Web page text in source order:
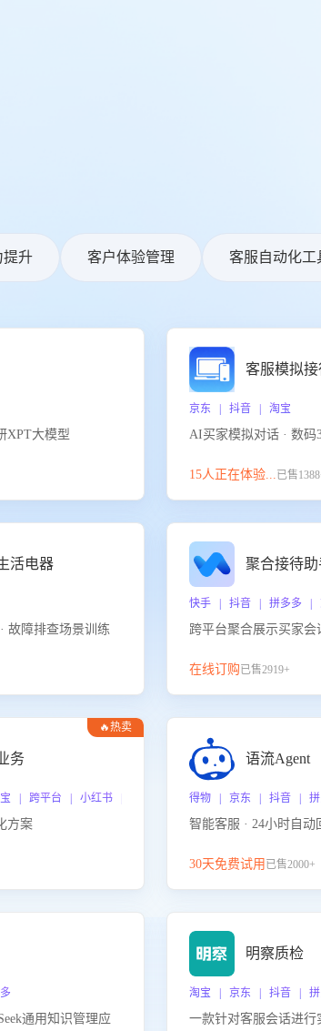
提升 客户体验管理 客服自动化工
XPT大模型
客服模拟
京东 | 抖音 | 淘宝
AI买家模拟对话 · 数码
15人正在体验...已售
活电器
故障排查场景训练
聚合接待助
快手 | 抖音 | 拼多多 |
跨平台聚合展示买家会
在线订购已售2919+
🔥热卖
务
| 跨平台 | 小红书 | 得物 | 企业微信
方案
语流Agent
得物 | 京东 | 抖音 | 拼
智能客服 · 24小时自动
30天免费试用 已售2000+
通用知识管理应
明察质检
淘宝 | 京东 | 抖音 | 拼
一款针对客服会话进行